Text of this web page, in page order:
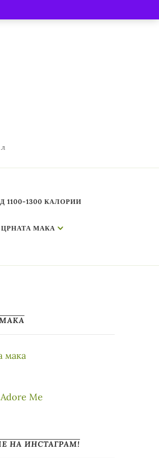
1300 КАЛОРИИ
МАКА
НА ИНСТАГРАМ!